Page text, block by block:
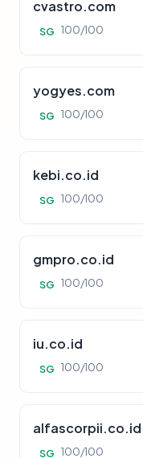
cvastro.com
SG 100/100
yogyes.com
SG 100/100
kebi.co.id
SG 100/100
gmpro.co.id
SG 100/100
iu.co.id
SG 100/100
alfascorpii.co.id
SG 100/100